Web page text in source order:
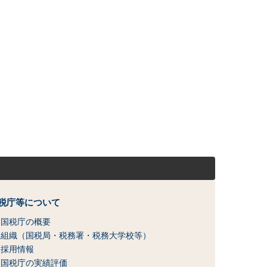
庁等について
国税庁の概要
組織（国税局・税務署・税務大学校等）
採用情報
国税庁の実績評価